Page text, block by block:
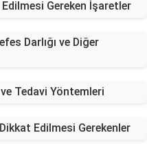
Gereken İşaretler
Darlığı ve Diğer
Tedavi Yöntemleri
Edilmesi Gerekenler